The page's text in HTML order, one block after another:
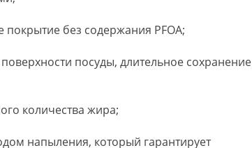
без содержания PFOA;
посуды, длительное сохранение
количества жира;
напыления, который гарантирует